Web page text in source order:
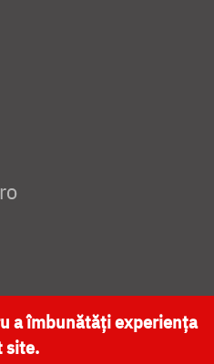
NAȚIONALĂ
a îmbunătăți experiența
site.